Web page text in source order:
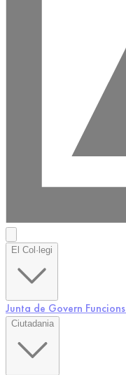
El Col·legi
Junta de Govern Funcions
Ciutadania